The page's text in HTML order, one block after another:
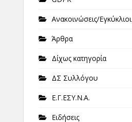
Ανακοινώσεις/Εγκύκλιοι
Άρθρα
Δίχως κατηγορία
ΔΣ Συλλόγου
Ε.Γ.ΕΣΥ.Ν.Α.
Ειδήσεις